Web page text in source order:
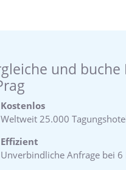
und
Kostenlos
Weltweit 25.000
Effizient
Unverbindliche Anfrage bei